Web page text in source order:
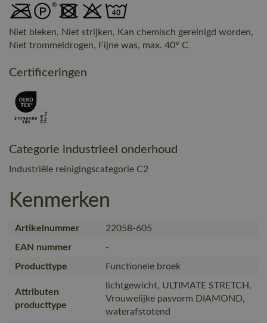
Niet bleken, Niet strijken, Kan chemisch gereinigd worden,
Niet trommeldrogen, Fijne was, max. 40° C
Certificeringen
Categorie industrieel onderhoud
Industriële reinigingscategorie C2
Kenmerken
Artikelnummer
22058-605
EAN nummer
-
Producttype
Functionele broek
Attributen
producttype
lichtgewicht, ULTIMATE STRETCH,
Vrouwelijke pasvorm DIAMOND,
waterafstotend